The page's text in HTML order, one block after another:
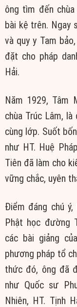
ông tìm đến
bài kệ trên. Ngay
và quy y Tam
đặt cho pháp
Hải.
Năm 1929, Tâm
chùa Trúc Lâm,
cùng lớp. Suốt
như HT. Huệ
Tiên đã làm cho
vững chắc, uyên
Điểm đáng chú
Phật học đường
các bài giảng
phương pháp tổ
thức đó, ông đã
như Quốc sư
Nhiên, HT. Tịnh